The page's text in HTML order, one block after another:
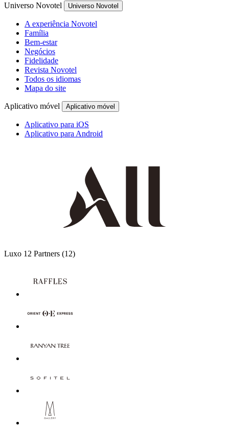
Universo Novotel Universo Novotel
A experiência Novotel
Família
Bem-estar
Negócios
Fidelidade
Revista Novotel
Todos os idiomas
Mapa do site
Aplicativo móvel Aplicativo móvel
Aplicativo para iOS
Aplicativo para Android
Luxo 12 Partners (12)